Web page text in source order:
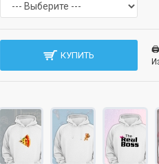
КУПИТЬ
🖨️